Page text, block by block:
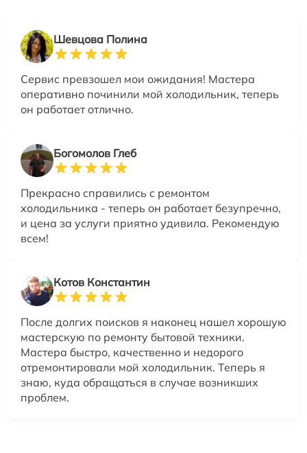
Шевцова Полина
Сервис превзошел мои ожидания! Мастера
оперативно починили мой холодильник, теперь
он работает отлично.
Богомолов Глеб
Прекрасно справились с ремонтом
холодильника - теперь он работает безупречно,
и цена за услуги приятно удивила. Рекомендую
всем!
Котов Константин
После долгих поисков я наконец нашел хорошую
мастерскую по ремонту бытовой техники.
Мастера быстро, качественно и недорого
отремонтировали мой холодильник. Теперь я
знаю, куда обращаться в случае возникших
проблем.